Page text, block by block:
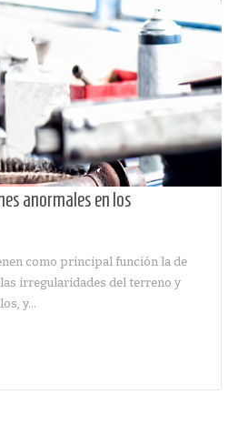
anormales en los
como principal función la de
irregularidades del terreno y
y…